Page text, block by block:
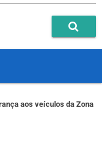
aos veículos da Zona